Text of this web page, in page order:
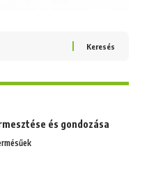
és gondozása